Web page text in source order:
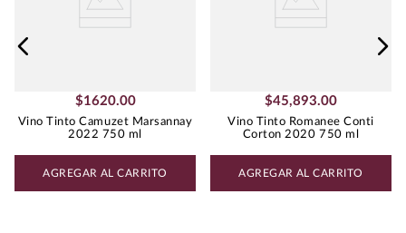
$1620.00
Vino Tinto Camuzet Marsannay
2022 750 ml
AGREGAR AL CARRITO
$45,893.00
Vino Tinto Romanee Conti
Corton 2020 750 ml
AGREGAR AL CARRITO